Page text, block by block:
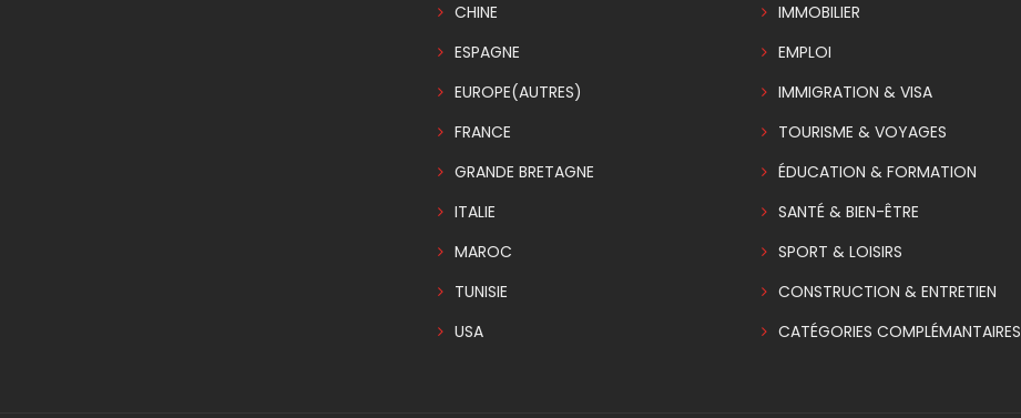
CHINE
ESPAGNE
EUROPE(AUTRES)
FRANCE
GRANDE BRETAGNE
ITALIE
MAROC
TUNISIE
USA
IMMOBILIER
EMPLOI
IMMIGRATION & VISA
TOURISME & VOYAGES
ÉDUCATION & FORMATION
SANTÉ & BIEN-ÊTRE
SPORT & LOISIRS
CONSTRUCTION & ENTRETIEN
CATÉGORIES COMPLÉMANTAIRES